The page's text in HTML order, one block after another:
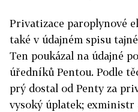
Privatizace paroplynové
také v údajném spisu
Ten poukázal na údajné
úředníků Pentou. Podle
prý dostal od Penty za
vysoký úplatek; exministr